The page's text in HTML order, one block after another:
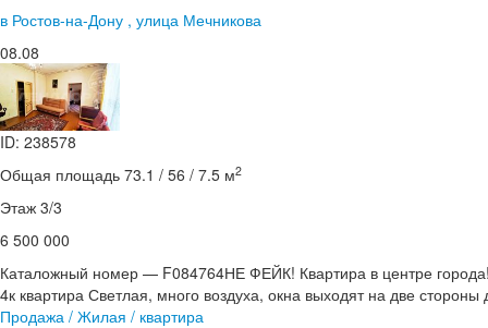
в Ростов-на-Дону , улица Мечникова
08.08
ID: 238578
Общая площадь 73.1 / 56 / 7.5 м2
Этаж 3/3
6 500 000
Каталожный номер — F084764НЕ ФЕЙК! Квартира в центре
4к квартира Светлая, много воздуха, окна выходят на две
Продажа / Жилая / квартира